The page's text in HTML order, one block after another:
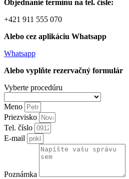
Objednanie termínu na tel. čísle:
+421 911 555 070
Alebo cez aplikáciu Whatsapp
Whatsapp
Alebo vyplňte rezervačný formulár
Vyberte procedúru
Meno
Priezvisko
Tel. číslo
E-mail
Poznámka